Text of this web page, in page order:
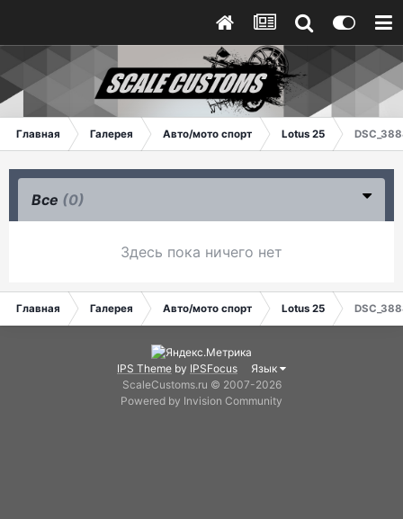
Главная Галерея Авто/мото спорт Lotus 25
Все (0)
Здесь пока ничего нет
Главная Галерея Авто/мото спорт Lotus 25
IPS Theme by IPSFocus
Язык
ScaleCustoms.ru © 2007-2026
Powered by Invision Community